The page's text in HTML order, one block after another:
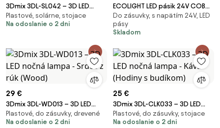
3Dmix 3DL-SL042 – 3D LED
nočná lampa - Futbalista
(Solar)
Plastové, solárne, stojace
Na odoslanie o 2 dni
ECOLIGHT LED pásik 24V COB
9W/m 480LED 1m 8mm
neutrálna farba SZ
Do zásuvky, s napätím 24V, LED
pásy
Skladom
29 €
3Dmix 3DL-WD013 – 3D LED
nočná lampa - Srdce z rúk
(Wood)
Plastové, do zásuvky, drevené
Na odoslanie o 2 dni
25 €
3Dmix 3DL-CLK033 – 3D LED
nočná lampa - Káva (Hodiny s
budíkom)
Plastové, do zásuvky, stojace
Na odoslanie o 2 dni